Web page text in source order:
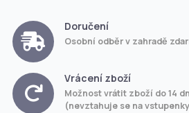
Doručení
Osobní odběr v zahradě
Vrácení zboží
Možnost vrátit zboží do 14
(nevztahuje se na